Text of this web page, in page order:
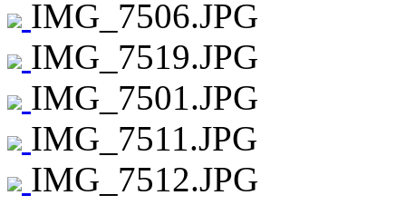
IMG_7506.JPG
IMG_7519.JPG
IMG_7501.JPG
IMG_7511.JPG
IMG_7512.JPG